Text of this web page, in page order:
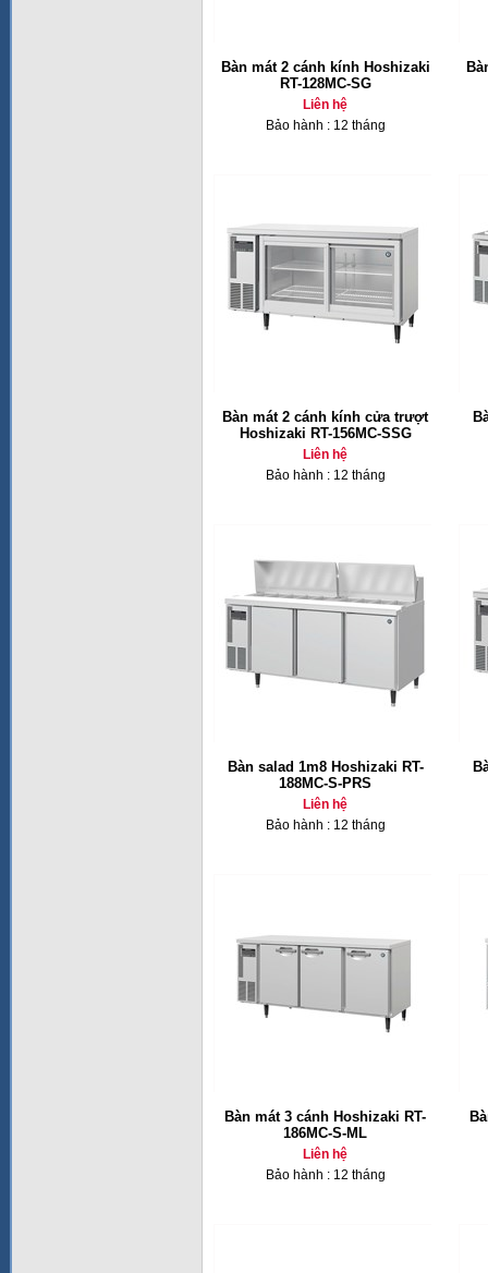
Bàn mát 2 cánh kính Hoshizaki
RT-128MC-SG
Liên hệ
Bảo hành : 12 tháng
Bàn mát 2 cánh kính cửa trượt
Hoshizaki RT-156MC-SSG
Liên hệ
Bảo hành : 12 tháng
Bàn salad 1m8 Hoshizaki RT-
188MC-S-PRS
Liên hệ
Bảo hành : 12 tháng
Bàn mát 3 cánh Hoshizaki RT-
186MC-S-ML
Liên hệ
Bảo hành : 12 tháng